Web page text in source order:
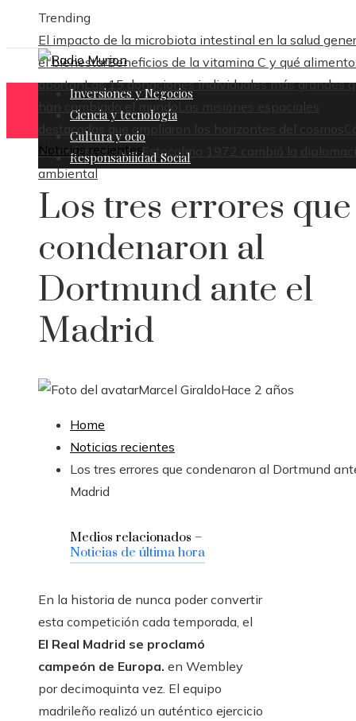
Trending
El impacto de la microbiota intestinal en la salud
el bienestarBeneficios de la vitamina C y qué
aportanLas 15 donaciones individuales más grandes
han cambiado el mundo Las misiones espaciales
destacadas que ampliaron los horizontes del cosmos
la conferencia de Estocolmo 1972 cambió la
ambiental
Inversiones y Negocios
Ciencia y tecnología
Cultura y ocio
Responsabilidad Social
Noticias recientes
Los tres errores que
condenaron al
Dortmund ante el
Madrid
Marcel GiraldoHace 2 años
Home
Noticias recientes
Los tres errores que condenaron al Dortmund
Madrid
Medios relacionados –
Noticias de última hora
En la historia de nunca poder convertir
esta competición cada temporada, el
El Real Madrid se proclamó
campeón de Europa. en Wembley
por decimoquinta vez. El equipo
madrileño realizó un auténtico ejercicio